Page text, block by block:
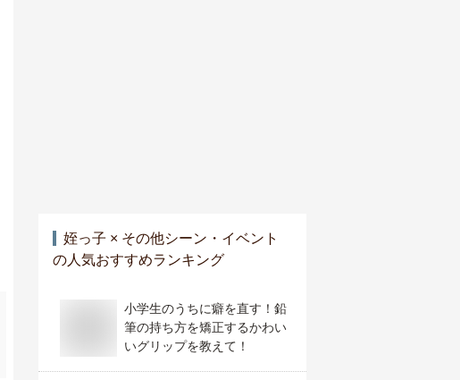
姪っ子 × その他シーン・イベント
の人気おすすめランキング
小学生のうちに癖を直す！鉛
筆の持ち方を矯正するかわい
いグリップを教えて！